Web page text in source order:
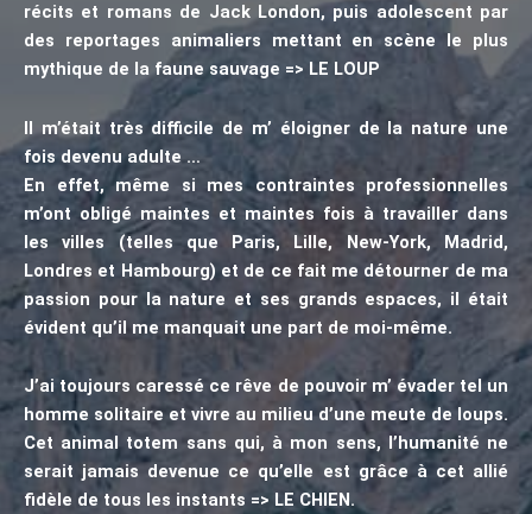
récits et romans de Jack London, puis adolescent par
des reportages animaliers mettant en scène le plus
mythique de la faune sauvage => LE LOUP
Il m’était très difficile de m’ éloigner de la nature une
fois devenu adulte …
En effet, même si mes contraintes professionnelles
m’ont obligé maintes et maintes fois à travailler dans
les villes (telles que Paris, Lille, New-York, Madrid,
Londres et Hambourg) et de ce fait me détourner de ma
passion pour la nature et ses grands espaces, il était
évident qu’il me manquait une part de moi-même.
J’ai toujours caressé ce rêve de pouvoir m’ évader tel un
homme solitaire et vivre au milieu d’une meute de loups.
Cet animal totem sans qui, à mon sens, l’humanité ne
serait jamais devenue ce qu’elle est grâce à cet allié
fidèle de tous les instants => LE CHIEN.